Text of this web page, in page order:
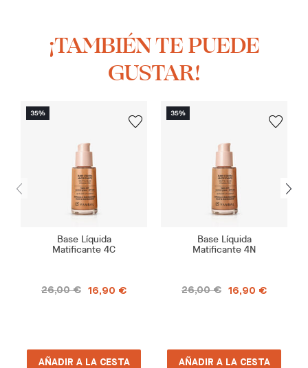
¡TAMBIÉN TE PUEDE
GUSTAR!
Base Líquida
Matificante 4C
26,00 € 16,90 €
AÑADIR A LA CESTA
Base Líquida
Matificante 4N
26,00 € 16,90 €
AÑADIR A LA CESTA